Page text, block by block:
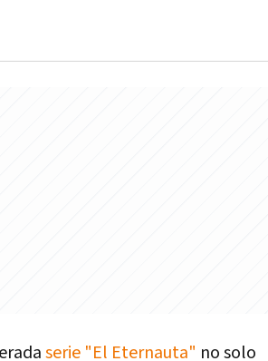
serie "El Eternauta" no solo